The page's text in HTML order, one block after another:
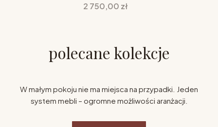
Cena
2 750,00 zł
polecane kolekcje
W małym pokoju nie ma miejsca na przypadki. Jeden
system mebli – ogromne możliwości aranżacji.